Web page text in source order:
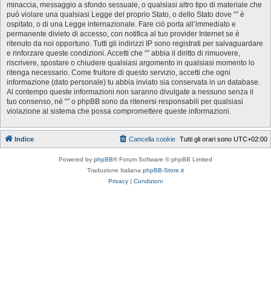
minaccia, messaggio a sfondo sessuale, o qualsiasi altro tipo di materiale che
può violare una qualsiasi Legge del proprio Stato, o dello Stato dove “” è
ospitato, o di una Legge internazionale. Fare ciò porta all’immediato e
permanente divieto di accesso, con notifica al tuo provider Internet se è
ritenuto da noi opportuno. Tutti gli indirizzi IP sono registrati per salvaguardare
e rinforzare queste condizioni. Accetti che “” abbia il diritto di rimuovere,
riscrivere, spostare o chiudere qualsiasi argomento in qualsiasi momento lo
ritenga necessario. Come fruitore di questo servizio, accetti che ogni
informazione (dato personale) tu abbia inviato sia conservata in un database.
Al contempo queste informazioni non saranno divulgate a nessuno senza il
tuo consenso, né “” o phpBB sono da ritenersi responsabili per qualsiasi
violazione al sistema che possa compromettere queste informazioni.
Indice Tutti gli orari sono UTC+02:00
Cancella cookie
Powered by phpBB® Forum Software © phpBB Limited
Traduzione Italiana phpBB-Store.it
Privacy | Condizioni